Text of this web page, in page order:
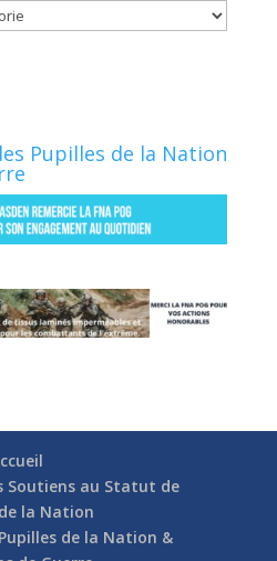
Pupilles de la Nation
Soutiens au Statut de
la Nation
de la Nation &